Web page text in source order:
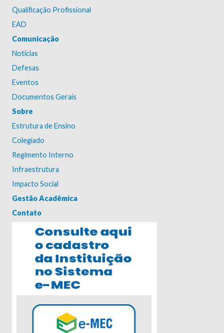
Qualificação Profissional
EAD
Comunicação
Notícias
Defesas
Eventos
Documentos Gerais
Sobre
Estrutura de Ensino
Colegiado
Regimento Interno
Infraestrutura
Impacto Social
Gestão Acadêmica
Contato